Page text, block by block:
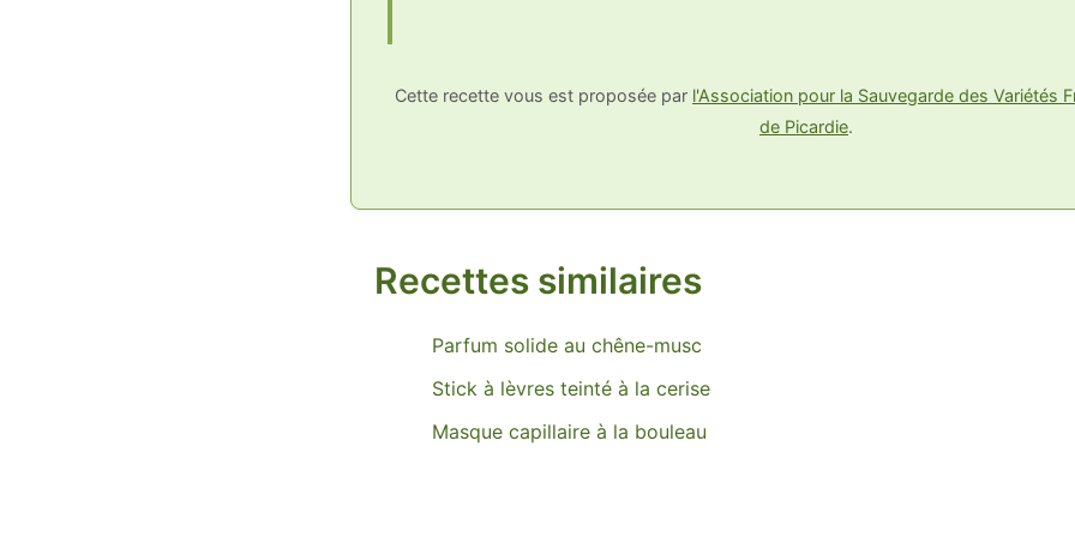
Cette recette vous est proposée par l'Association pour la Sauvegarde des Variétés
de Picardie.
Recettes similaires
Parfum solide au chêne-musc
Stick à lèvres teinté à la cerise
Masque capillaire à la bouleau